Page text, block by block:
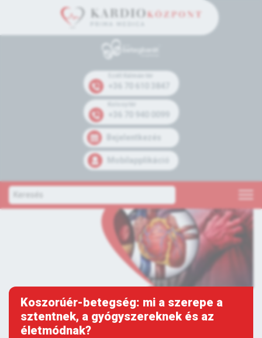
Bejelentkezés
Mobilapplikáció
Koszorúér-betegség: mi a szerepe a
sztentnek, a gyógyszereknek és az
életmódnak?